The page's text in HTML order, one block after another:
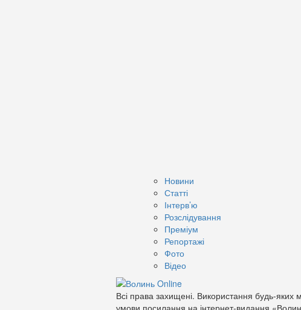
Новини
Статті
Інтерв’ю
Розслідування
Преміум
Репортажі
Фото
Відео
Всі права захищені. Використання будь-яких